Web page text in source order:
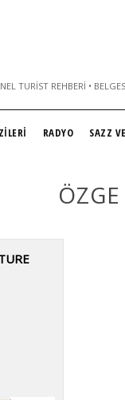
TURIST REHBERI •
RADYO SAZZ